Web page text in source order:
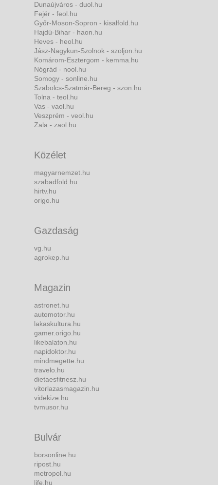
Dunaújváros - duol.hu
Fejér - feol.hu
Győr-Moson-Sopron - kisalfold.hu
Hajdú-Bihar - haon.hu
Heves - heol.hu
Jász-Nagykun-Szolnok - szoljon.hu
Komárom-Esztergom - kemma.hu
Nógrád - nool.hu
Somogy - sonline.hu
Szabolcs-Szatmár-Bereg - szon.hu
Tolna - teol.hu
Vas - vaol.hu
Veszprém - veol.hu
Zala - zaol.hu
Közélet
magyarnemzet.hu
szabadfold.hu
hirtv.hu
origo.hu
Gazdaság
vg.hu
agrokep.hu
Magazin
astronet.hu
automotor.hu
lakaskultura.hu
gamer.origo.hu
likebalaton.hu
napidoktor.hu
mindmegette.hu
travelo.hu
dietaesfitnesz.hu
vitorlazasmagazin.hu
videkize.hu
tvmusor.hu
Bulvár
borsonline.hu
ripost.hu
metropol.hu
life.hu